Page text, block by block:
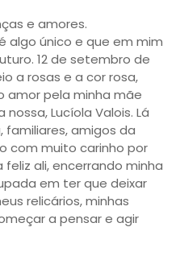
e amores.
algo único e que em mim
12 de setembro de
a rosas e a cor rosa,
pela minha mãe
Lucíola Valois. Lá
amigos da
com muito carinho por
ali, encerrando minha
em ter que deixar
relicários, minhas
a pensar e agir